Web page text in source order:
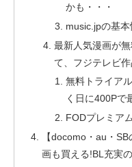
かも・・・
music.jpの基本
最新人気漫画が
て、フジテレビ
無料トライア
く日に400Pで
FODプレミア
【docomo・au・
画も買える!BL充実